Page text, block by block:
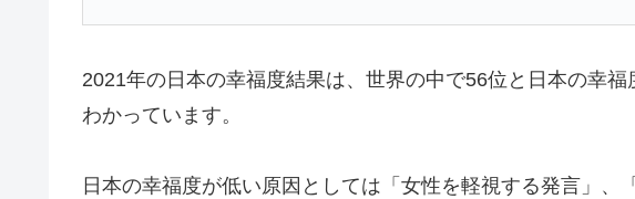
2021年の日本の幸福度結果は、世界の中で56位と日本の幸
わかっています。
日本の幸福度が低い原因としては「女性を軽視する発言」、